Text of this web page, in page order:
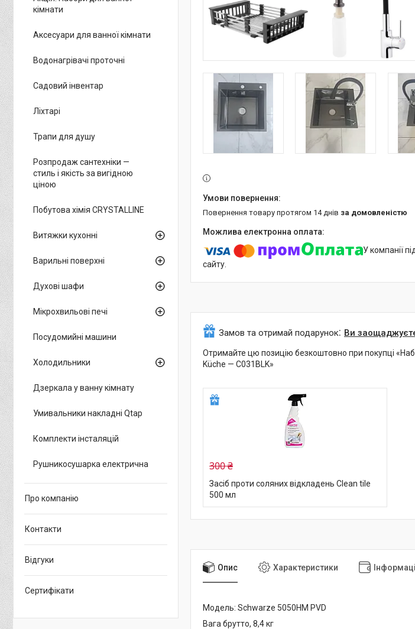
повернення товару протягом 14 днів за домовленістю
У компанії
сайту.
Замов та отримай подарунок Ви
Отримайте цю позицію безкоштовно при покупці
Küche — C031BLK»
300 ₴
Засіб проти соляних відкладень Clean tile
500 мл
Опис Характеристики
Модель: Schwarze 5050HM PVD
Вага брутто, 8,4 кг
кімнати
Аксесуари для ванної кімнати
Водонагрівачі проточні
Садовий інвентар
Ліхтарі
Трапи для душу
Розпродаж сантехніки —
стиль і якість за вигідною
ціною
Побутова хімія CRYSTALLINE
Витяжки кухонні
Варильні поверхні
Духові шафи
Мікрохвильові печі
Посудомийні машини
Холодильники
Дзеркала у ванну кімнату
Умивальники накладні Qtap
Комплекти інсталяцій
Рушникосушарка електрична
Про компанію
Контакти
Відгуки
Сертифікати